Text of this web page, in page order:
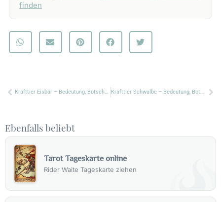
finden
Zurück Krafttier Eisbär – Bedeutung, Botschaft & Symbolik Krafttier Schwalbe – Bedeutung, Botschaft & Symbolik
Ebenfalls beliebt
Tarot Tageskarte online
Rider Waite Tageskarte ziehen